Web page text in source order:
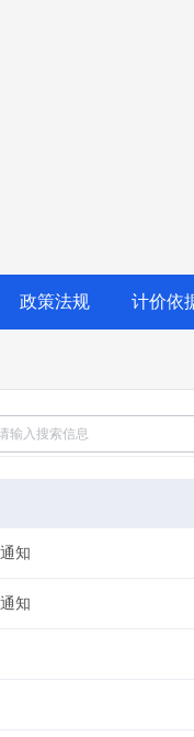
政策法规 计价依
知
知